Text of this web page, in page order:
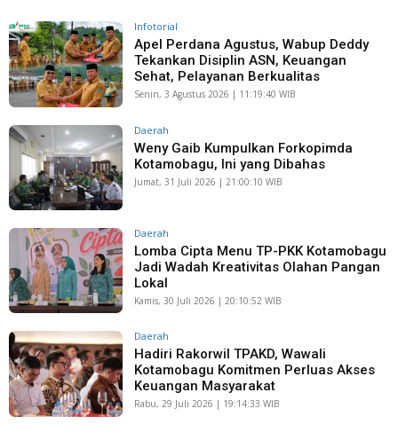
Infotorial
Apel Perdana Agustus, Wabup Deddy
Tekankan Disiplin ASN, Keuangan
Sehat, Pelayanan Berkualitas
Senin, 3 Agustus 2026 | 11:19:40 WIB
Daerah
Weny Gaib Kumpulkan Forkopimda
Kotamobagu, Ini yang Dibahas
Jumat, 31 Juli 2026 | 21:00:10 WIB
Daerah
Lomba Cipta Menu TP-PKK Kotamobagu
Jadi Wadah Kreativitas Olahan Pangan
Lokal
Kamis, 30 Juli 2026 | 20:10:52 WIB
Daerah
Hadiri Rakorwil TPAKD, Wawali
Kotamobagu Komitmen Perluas Akses
Keuangan Masyarakat
Rabu, 29 Juli 2026 | 19:14:33 WIB